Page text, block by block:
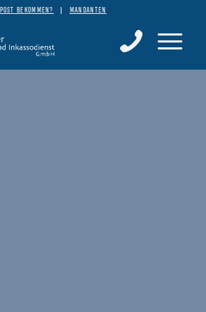
POST BEKOMMEN? MANDANTEN